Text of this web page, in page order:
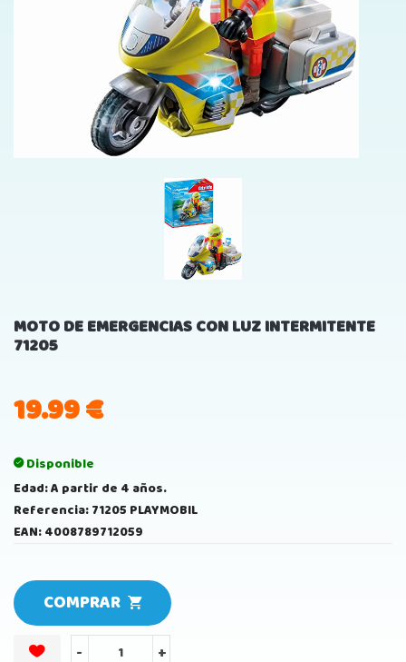
MOTO DE EMERGENCIAS CON LUZ INTERMITENTE
71205
19.99€
Disponible
Edad: A partir de 4 años.
Referencia: 71205 PLAYMOBIL
EAN: 4008789712059
COMPRAR
- +